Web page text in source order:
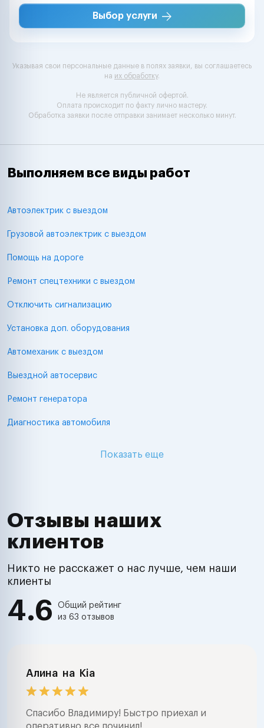
Выбор услуги
Указывая свои персональные данные в полях заявки, вы соглашаетесь
на их обработку.
Не является публичной офертой.
Оплата происходит по факту лично мастеру.
Обработка заявки после отправки занимает несколько минут.
Выполняем все виды работ
Автоэлектрик с выездом
Грузовой автоэлектрик с выездом
Помощь на дороге
Ремонт спецтехники с выездом
Отключить сигнализацию
Установка доп. оборудования
Автомеханик с выездом
Выездной автосервис
Ремонт генератора
Диагностика автомобиля
Показать еще
Отзывы наших
клиентов
Никто не расскажет о нас лучше, чем наши
клиенты
4.6
Общий рейтинг
из 63 отзывов
Алина на Kia
Спасибо Владимиру! Быстро приехал и